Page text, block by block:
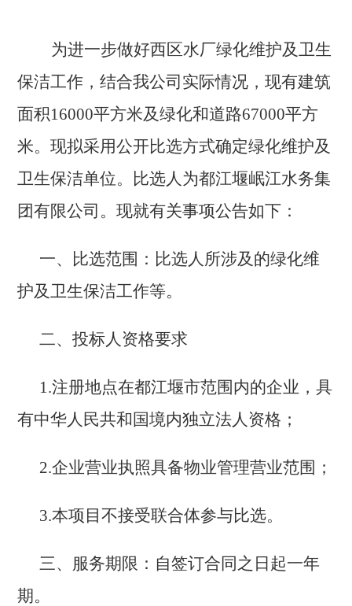
为进一步做好西区水厂绿化维护及卫生
保洁工作，结合我公司实际情况，现有建筑
面积16000平方米及绿化和道路67000平方
米。现拟采用公开比选方式确定绿化维护及
卫生保洁单位。比选人为都江堰岷江水务集
团有限公司。现就有关事项公告如下：
一、比选范围：比选人所涉及的绿化维
护及卫生保洁工作等。
二、投标人资格要求
1.注册地点在都江堰市范围内的企业，具
有中华人民共和国境内独立法人资格；
2.企业营业执照具备物业管理营业范围；
3.本项目不接受联合体参与比选。
三、服务期限：自签订合同之日起一年
期。